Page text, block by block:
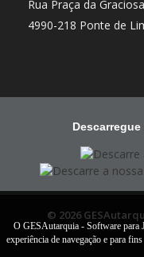
Rua Praça da
4990-218 Ponte de
Descarregue
© 2026
O GESAutarquia - Software para
experiência de navegação e para